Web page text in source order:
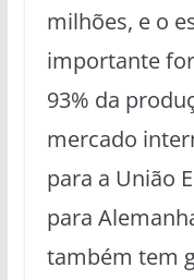
milhões, e o
importante
93% da
mercado
para a União
para
também tem